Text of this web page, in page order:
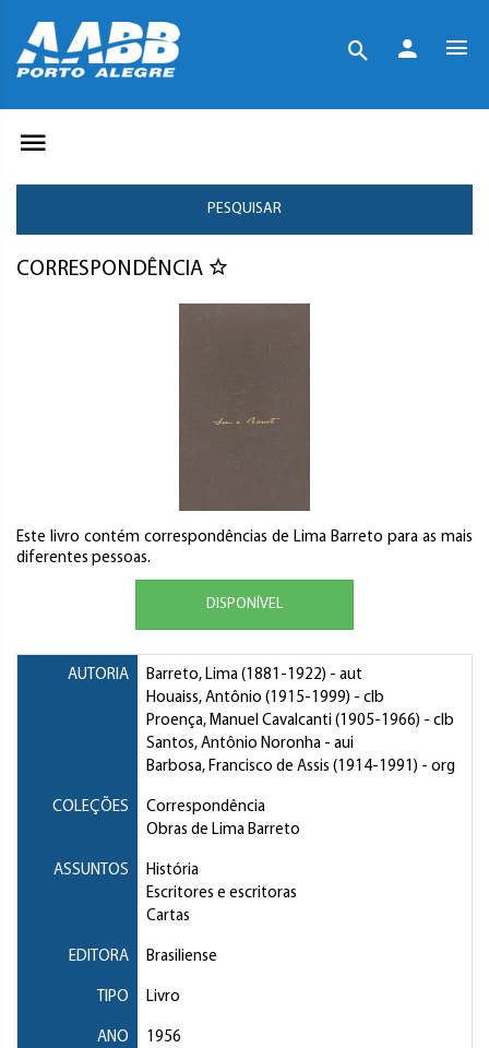
PESQUISAR
CORRESPONDÊNCIA
Este livro contém correspondências de Lima Barreto para as mais
diferentes pessoas.
DISPONÍVEL
AUTORIA Barreto, Lima (1881-1922) - aut
Houaiss, Antônio (1915-1999) - clb
Proença, Manuel Cavalcanti (1905-1966) - clb
Santos, Antônio Noronha - aui
Barbosa, Francisco de Assis (1914-1991) - org
COLEÇÕES
Correspondência
Obras de Lima Barreto
ASSUNTOS
História
Escritores e escritoras
Cartas
EDITORA Brasiliense
TIPO Livro
ANO 1956